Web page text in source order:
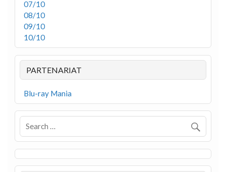
07/10
08/10
09/10
10/10
PARTENARIAT
Blu-ray Mania